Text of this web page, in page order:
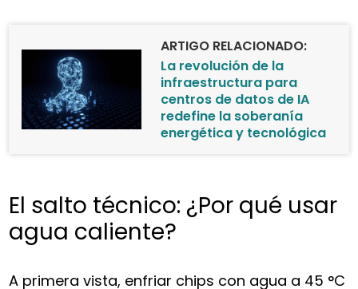
ARTIGO RELACIONADO:
La revolución de la
infraestructura para
centros de datos de IA
redefine la soberanía
energética y tecnológica
El salto técnico: ¿Por qué usar
agua caliente?
A primera vista, enfriar chips con agua a 45 °C